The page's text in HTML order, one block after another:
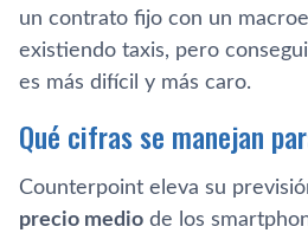
un contrato fijo con un
existiendo taxis, pero
es más difícil y más caro.
Qué cifras se manejan
Counterpoint eleva su
precio medio de los